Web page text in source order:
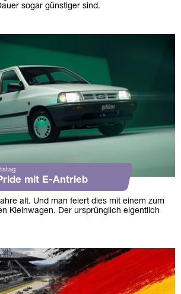
sogar günstiger sind.
mit E-Antrieb
alt. Und man feiert dies mit einem zum
Kleinwagen. Der ursprünglich eigentlich